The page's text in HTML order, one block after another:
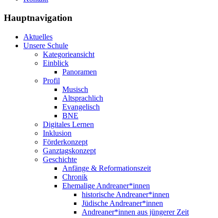
Hauptnavigation
Aktuelles
Unsere Schule
Kategorieansicht
Einblick
Panoramen
Profil
Musisch
Altsprachlich
Evangelisch
BNE
Digitales Lernen
Inklusion
Förderkonzept
Ganztagskonzept
Geschichte
Anfänge & Reformationszeit
Chronik
Ehemalige Andreaner*innen
historische Andreaner*innen
Jüdische Andreaner*innen
Andreaner*innen aus jüngerer Zeit